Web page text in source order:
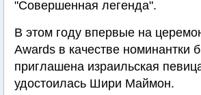
"Совершенная легенда".
В этом году впервые на
Awards в качестве номинантки
приглашена израильская
удостоилась Шири Маймон.